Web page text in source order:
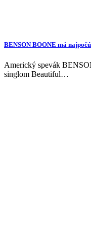
BENSON BOONE má
Americký spevák
singlom Beautiful…